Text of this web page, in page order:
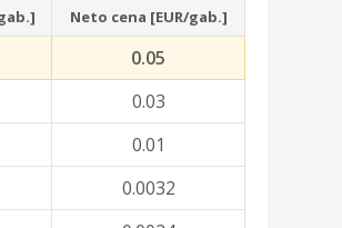
Neto cena [EUR/gab.]
0.05
0.03
0.01
0.0032